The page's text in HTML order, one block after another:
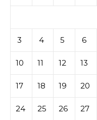
3 4 5 6
10 11 12 13
17 18 19 20
24 25 26 27